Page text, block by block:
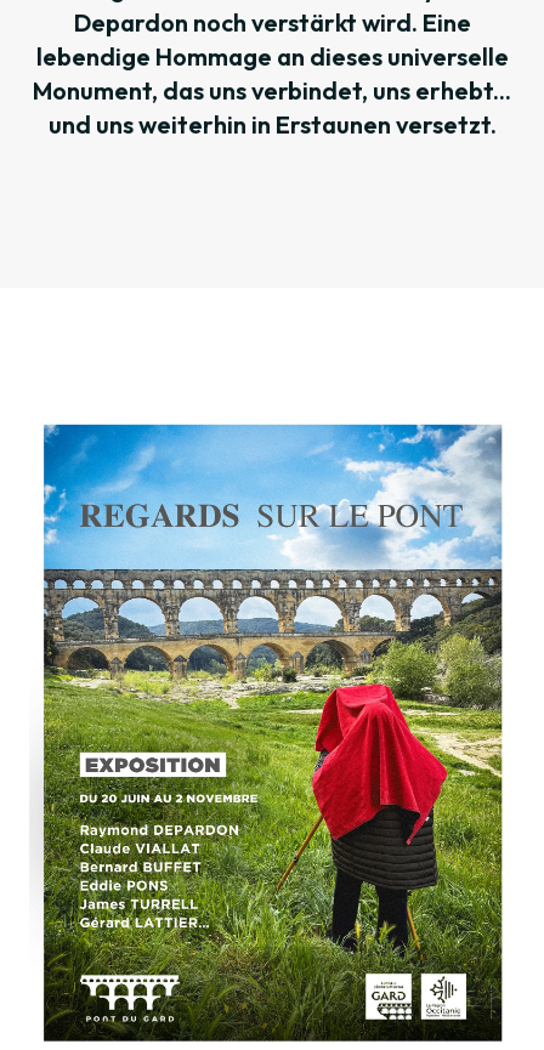
Depardon noch verstärkt wird. Eine
lebendige Hommage an dieses universelle
Monument, das uns verbindet, uns erhebt...
und uns weiterhin in Erstaunen versetzt.